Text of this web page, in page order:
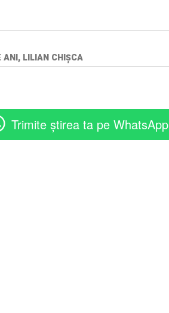
LILIAN CHIȘCA
Trimite știrea ta pe WhatsApp